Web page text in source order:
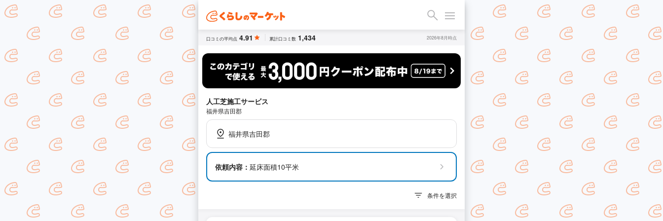
口コミの平均点 4.91 累計口コミ数 1,434 2026年8月時点
人工芝施工サービス
福井県吉田郡
福井県吉田郡
依頼内容： 延床面積10平米
条件を選択